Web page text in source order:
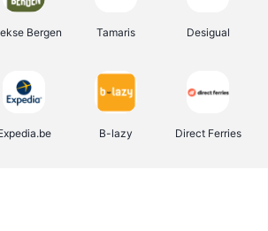
Bergen Tamaris Desigual
B-lazy Direct Ferries